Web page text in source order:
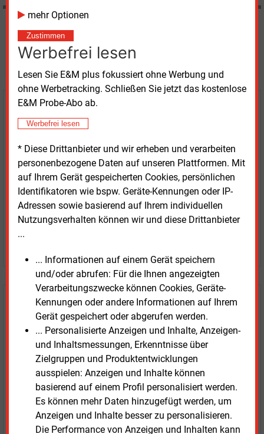
mehr Optionen
Zustimmen
Werbefrei lesen
Lesen Sie E&M plus fokussiert ohne Werbung und
ohne Werbetracking. Schließen Sie jetzt das kostenlose
E&M Probe-Abo ab.
Werbefrei lesen
* Diese Drittanbieter und wir erheben und verarbeiten
personenbezogene Daten auf unseren Plattformen. Mit
auf Ihrem Gerät gespeicherten Cookies, persönlichen
Identifikatoren wie bspw. Geräte-Kennungen oder IP-
Adressen sowie basierend auf Ihrem individuellen
Nutzungsverhalten können wir und diese Drittanbieter
...
... Informationen auf einem Gerät speichern
und/oder abrufen: Für die Ihnen angezeigten
Verarbeitungszwecke können Cookies, Geräte-
Kennungen oder andere Informationen auf Ihrem
Gerät gespeichert oder abgerufen werden.
... Personalisierte Anzeigen und Inhalte, Anzeigen-
und Inhaltsmessungen, Erkenntnisse über
Zielgruppen und Produktentwicklungen
ausspielen: Anzeigen und Inhalte können
basierend auf einem Profil personalisiert werden.
Es können mehr Daten hinzugefügt werden, um
Anzeigen und Inhalte besser zu personalisieren.
Die Performance von Anzeigen und Inhalten kann
Möchten Sie diese und
weitere Nachrichten lesen?
Kaufen Sie den Artikel
nur €8.93
Testen SieE&M
kostenlos und
unverbindlich
Zwei Wochen kostenfreier Zugang
Zugang auf stündlich aktualisierte Nachrichten mit
Prognose- und Marktdaten
+ einmal täglich E&M daily
+ zwei Ausgaben der Zeitung E&M
ohne automatische Verlängerung